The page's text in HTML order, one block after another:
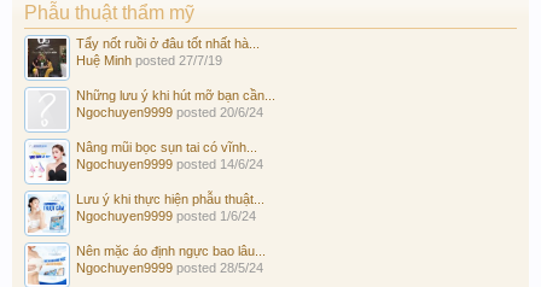
Phẫu thuật thẩm mỹ
Tẩy nốt ruồi ở đâu tốt nhất hà...
Huệ Minh posted 27/7/19
Những lưu ý khi hút mỡ bạn cần...
Ngochuyen9999 posted 20/6/24
Nâng mũi bọc sụn tai có vĩnh...
Ngochuyen9999 posted 14/6/24
Lưu ý khi thực hiện phẫu thuật...
Ngochuyen9999 posted 1/6/24
Nên mặc áo định ngực bao lâu...
Ngochuyen9999 posted 28/5/24